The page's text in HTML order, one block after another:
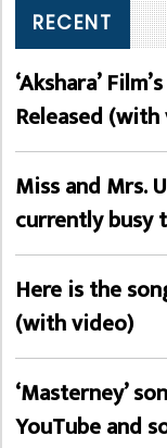
RECENT
‘Akshara’
Released
Miss and Mrs.
currently busy
Here is the
(with video)
‘Masterney’
YouTube and